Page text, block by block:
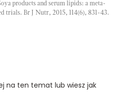
products and serum lipids: a meta-
trials. Br J Nutr, 2015, 114(6), 831-43.
na ten temat lub wiesz jak